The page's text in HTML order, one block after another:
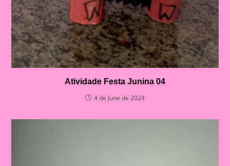
Atividade Festa Junina 04
4 de June de 2024